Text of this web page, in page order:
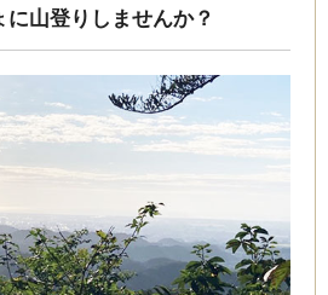
に山登りしませんか？